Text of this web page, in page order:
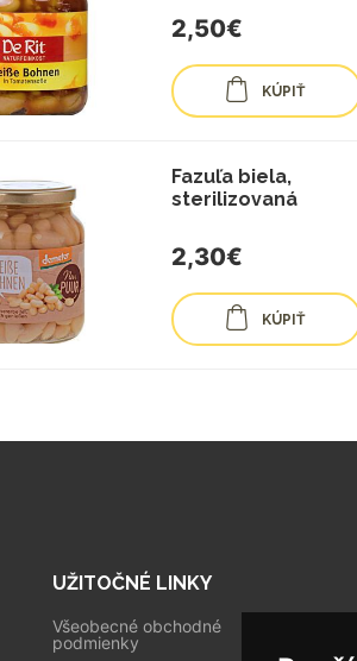
2,50€
KÚPIŤ
Fazuľa biela,
sterilizovaná
2,30€
KÚPIŤ
UŽITOČNÉ LINKY
Všeobecné obchodné
podmienky